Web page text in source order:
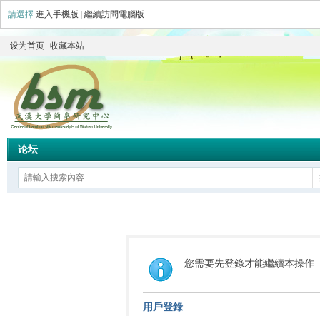
請選擇 進入手機版 繼續訪問電腦版
设为首页 收藏本站
论坛
您需要先登錄才能繼續本操作
用戶登錄